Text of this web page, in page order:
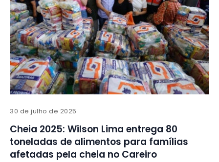
30 de julho de 2025
Cheia 2025: Wilson Lima entrega 80
toneladas de alimentos para famílias
afetadas pela cheia no Careiro